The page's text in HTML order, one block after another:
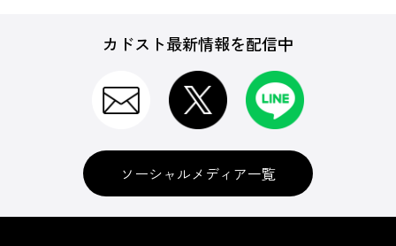
カドスト最新情報を配信中
ソーシャルメディア一覧